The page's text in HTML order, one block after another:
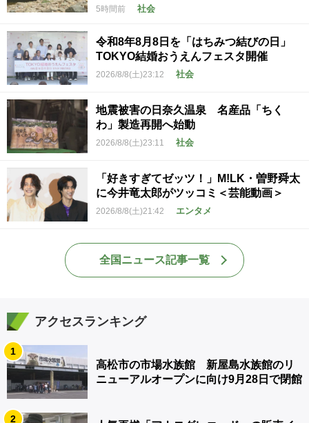
5時間前 社会
令和8年8月8日を「はちみつ結びの日」
TOKYO結婚おうえんフェスタ開催
2026/8/8(土)23:12 社会
地震被害の日奈久温泉 名産品「ちく
わ」製造再開へ始動
2026/8/8(土)23:11 社会
「好きすぎてゼッツ！」M!LK・曽野舜太
に今井竜太郎がツッコミ＜芸能動画＞
2026/8/8(土)21:42 エンタメ
全国ニュース記事一覧
アクセスランキング
1
高松市の市場水族館 新屋島水族館のリ
ニューアルオープンに向け9月28日で閉館
2